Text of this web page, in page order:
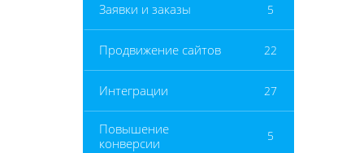
Заявки и заказы 5
Продвижение сайтов 22
Интеграции 27
Повышение
конверсии
5